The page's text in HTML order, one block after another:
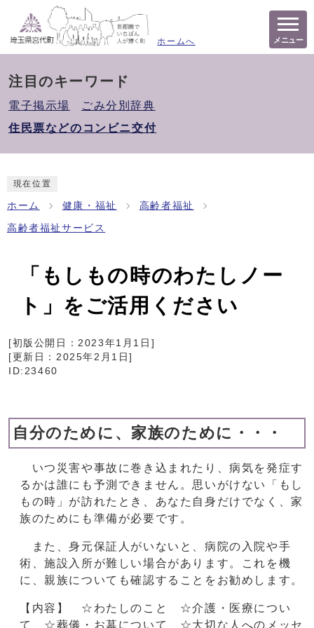
ホームへ メニュー
注目のキーワード
電子掲示場
ごみ分別辞典
住民票などのコンビニ交付
現在位置
ホーム 健康・福祉 高齢者福祉
高齢者福祉サービス
「もしもの時のわたしノー
ト」をご活用ください
[初版公開日：2023年1月1日 ]
[更新日： 2025年2月1日]
ID:23460
自分のために、家族のために・・・
いつ災害や事故に巻き込まれたり、病気を発症す
るかは誰にも予測できません。思いがけない「もし
もの時」が訪れたとき、あなた自身だけでなく、家
族のためにも準備が必要です。
また、身元保証人がいないと、病院の入院や手
術、施設入所が難しい場合があります。これを機
に、親族についても確認することをお勧めします。
【内容】 ☆わたしのこと ☆介護・医療につい
て ☆葬儀・お墓について ☆大切な人へのメッセ